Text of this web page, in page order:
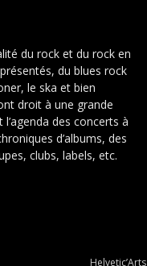
du rock et du rock en
du blues rock
le ska et bien
droit à une grande
l’agenda des concerts à
d’albums, des
clubs, labels, etc.
Helvetic’Arts